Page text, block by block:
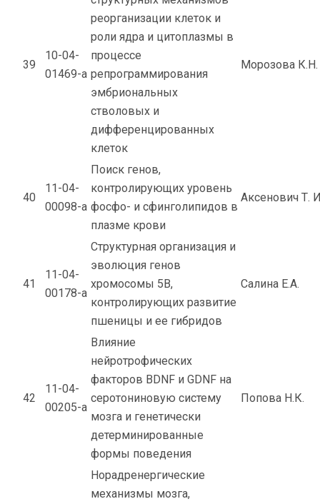
39
10-04-
01469-а
реорганизации клеток и
роли ядра и цитоплазмы в
процессе
репрограммирования
эмбриональных
стволовых и
дифференцированных
клеток
Морозова К.Н.
40
11-04-
00098-а
Поиск генов,
контролирующих уровень
фосфо- и сфинголипидов в
плазме крови
Аксенович Т.
41
11-04-
00178-а
Структурная организация и
эволюция генов
хромосомы 5B,
контролирующих развитие
пшеницы и ее гибридов
Салина Е.А.
42
11-04-
00205-а
Влияние
нейротрофических
факторов BDNF и GDNF на
серотониновую систему
мозга и генетически
детерминированные
формы поведения
Попова Н.К.
Норадренергические
механизмы мозга,